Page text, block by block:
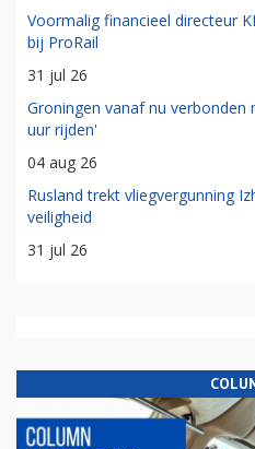
Voormalig financieel directeur
bij ProRail
31 jul 26
Groningen vanaf nu verbonden
uur rijden'
04 aug 26
Rusland trekt vliegvergunning
veiligheid
31 jul 26